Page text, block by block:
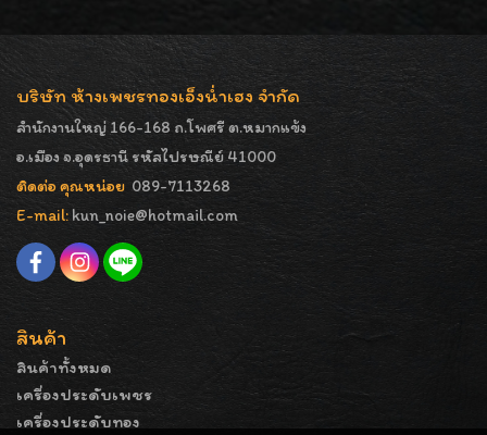
บริษัท ห้างเพชรทองเอ็งน่ำเฮง จำกัด
สำนักงานใหญ่ 166-168 ถ.โพศรี ต.หมากแข้ง
อ.เมือง จ.อุดรธานี รหัสไปรษณีย์ 41000
ติดต่อ คุณหน่อย 089-7113268
E-mail: kun_noie@hotmail.com
สินค้า
สินค้าทั้งหมด
เครื่องประดับเพชร
เครื่องประดับทอง